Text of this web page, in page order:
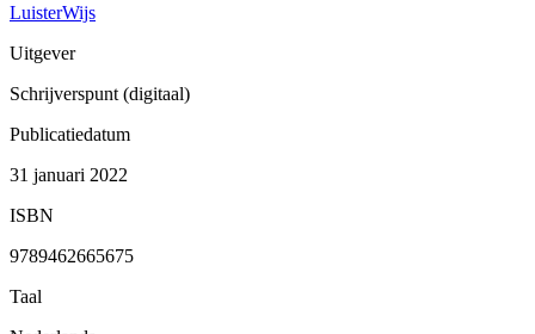
LuisterWijs
Uitgever
Schrijverspunt (digitaal)
Publicatiedatum
31 januari 2022
ISBN
9789462665675
Taal